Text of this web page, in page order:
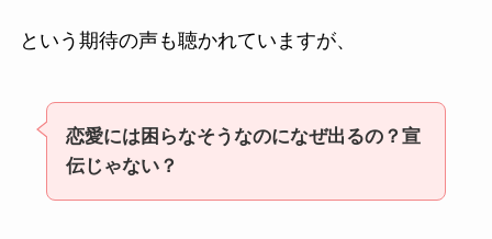
という期待の声も聴かれていますが、
恋愛には困らなそうなのになぜ出るの？宣
伝じゃない？